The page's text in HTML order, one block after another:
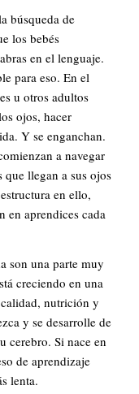
búsqueda de
los bebés
en el lenguaje.
para eso. En el
u otros adultos
ojos, hacer
Y se enganchan.
a navegar
que llegan a sus ojos
en ello,
en aprendices cada
son una parte muy
creciendo en una
nutrición y
y se desarrolle de
cerebro. Si nace en
de aprendizaje
lenta.